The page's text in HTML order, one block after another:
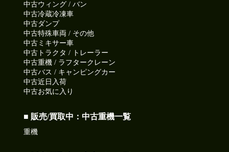
中古ウィング / バン
中古冷蔵冷凍車
中古ダンプ
中古特殊車両 / その他
中古ミキサー車
中古トラクタ / トレーラー
中古重機 / ラフタークレーン
中古バス / キャンピングカー
中古近日入荷
中古お気に入り
■ 販売/買取中：中古重機一覧
重機